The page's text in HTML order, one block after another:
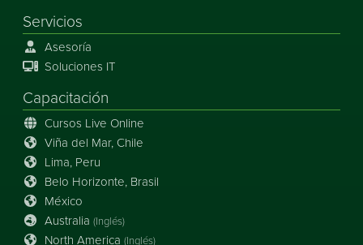
Servicios
Asesoría
Soluciones IT
Capacitación
Cursos Live Online
Viña del Mar, Chile
Lima, Peru
Belo Horizonte, Brasil
México
Australia (Inglés)
North America (Inglés)